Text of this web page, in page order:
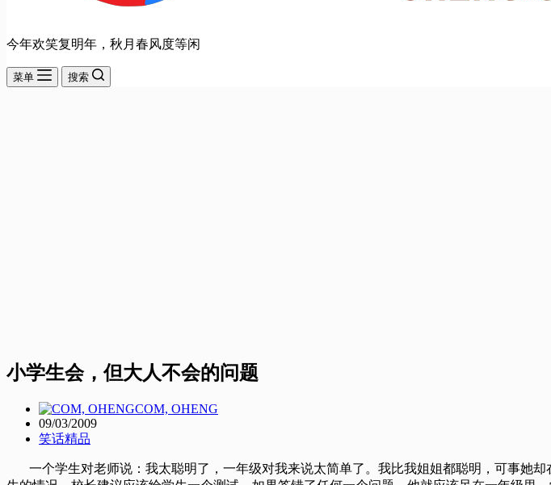
今年欢笑复明年，秋月春风度等闲
菜单 搜索
小学生会，但大人不会的问题
COM, OHENG
09/03/2009
笑话精品
一个学生对老师说：我太聪明了，一年级对我来说太简单了。我比我姐姐都聪明，可事她